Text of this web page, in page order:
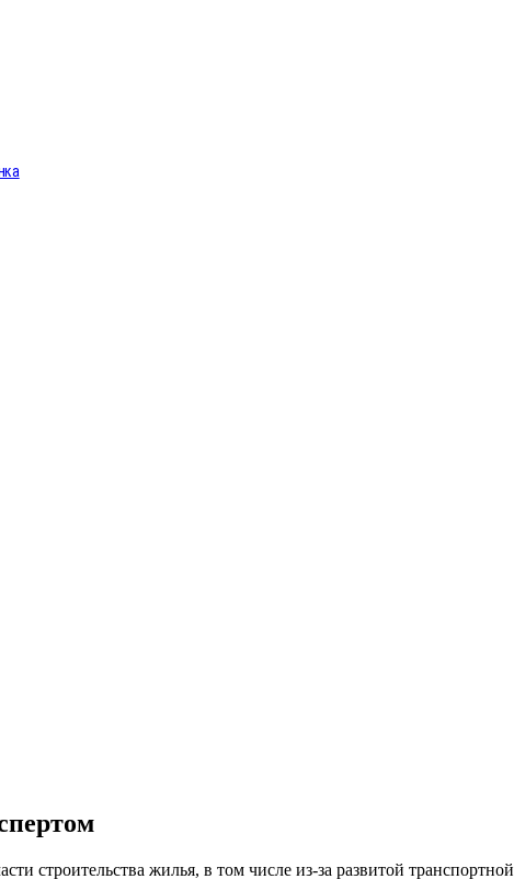
строительства жилья, в том числе из-за развитой транспортной